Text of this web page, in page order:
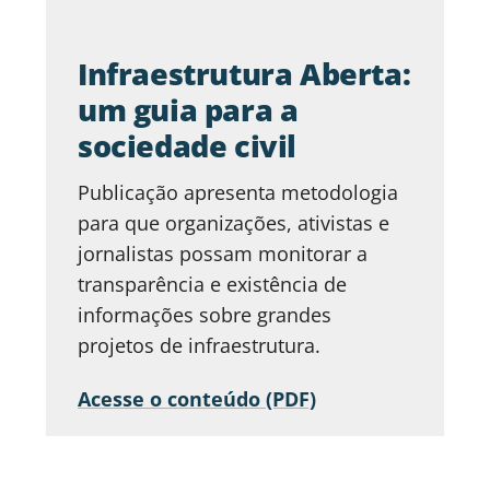
Infraestrutura Aberta:
um guia para a
sociedade civil
Publicação apresenta metodologia
para que organizações, ativistas e
jornalistas possam monitorar a
transparência e existência de
informações sobre grandes
projetos de infraestrutura.
Acesse o conteúdo (PDF)